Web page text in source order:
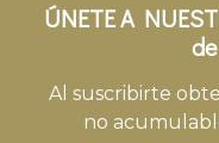
ÚNETE A
Al suscribirte
no